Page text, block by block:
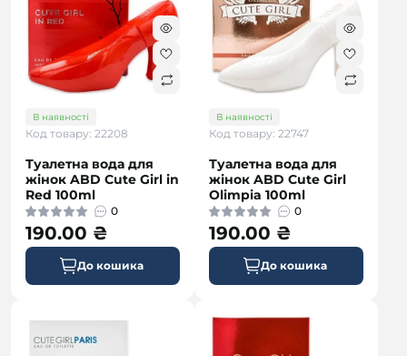
В наявності
Код товару: 22208
Туалетна вода для
жінок ABD Cute Girl in
Red 100ml
0
190.00 ₴
До кошика
В наявності
Код товару: 22747
Туалетна вода для
жінок ABD Cute Girl
Olimpia 100ml
0
190.00 ₴
До кошика